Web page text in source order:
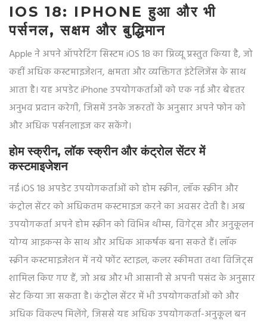
IOS 18: IPHONE हुआ और भी
पर्सनल, सक्षम और बुद्धिमान
Apple ने अपने ऑपरेटिंग सिस्टम iOS 18 का प्रिव्यू प्रस्तुत किया है, जो
कहीं अधिक कस्टमाइजेशन, क्षमता और व्यक्तिगत इंटेलिजेंस के साथ
आता है। यह अपडेट iPhone उपयोगकर्ताओं को एक नई और बेहतर
अनुभव प्रदान करेगी, जिसमें उनके जरूरतों के अनुसार अपने फोन को
और अधिक पर्सनलाइज कर सकेंगे।
होम स्क्रीन, लॉक स्क्रीन और कंट्रोल सेंटर में
कस्टमाइजेशन
नई iOS 18 अपडेट उपयोगकर्ताओं को होम स्क्रीन, लॉक स्क्रीन और
कंट्रोल सेंटर को अधिकतम कस्टमाइज करने का अवसर देती है। अब
उपयोगकर्ता अपने होम स्क्रीन को विभिन्न थीम्स, विगेट्स और अनुकूलन
योग्य आइकन्स के साथ और अधिक आकर्षक बना सकते हैं। लॉक
स्क्रीन कस्टमाइजेशन में नये फोंट स्टाइल, कलर स्कीमता तथा विजिट्स
शामिल किए गए हैं, जो अब और भी आसानी से अपनी पसंद के अनुसार
सेट किया जा सकता है। कंट्रोल सेंटर में भी उपयोगकर्ताओं को और
अधिक विकल्प मिलेंगे, जिससे यह अधिक उपयोगकर्ता-अनुकूल बन